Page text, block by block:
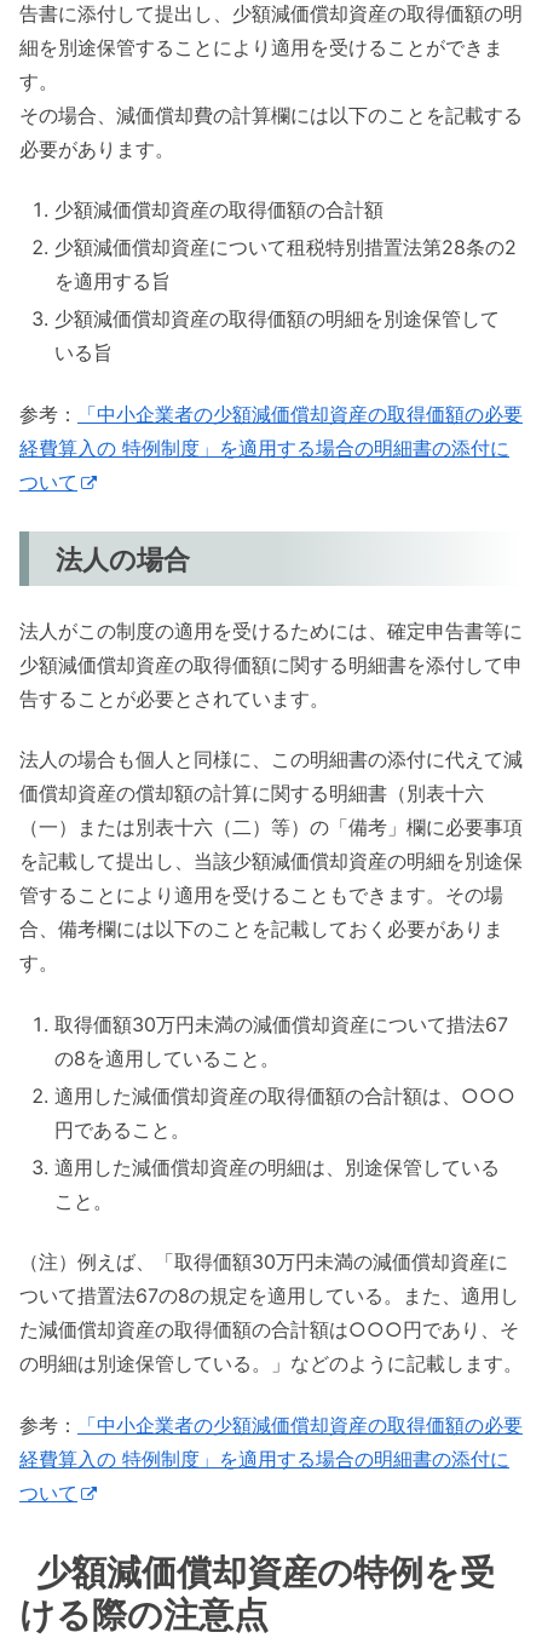
告書に添付して提出し、少額減価償却資産の取得価額の明
細を別途保管することにより適用を受けることができま
す。
その場合、減価償却費の計算欄には以下のことを記載する
必要があります。
少額減価償却資産の取得価額の合計額
少額減価償却資産について租税特別措置法第28条の2
を適用する旨
少額減価償却資産の取得価額の明細を別途保管して
いる旨
参考：
「中小企業者の少額減価償却資産の取得価額の必要
経費算入の 特例制度」を適用する場合の明細書の添付に
ついて
法人の場合
法人がこの制度の適用を受けるためには、確定申告書等に
少額減価償却資産の取得価額に関する明細書を添付して申
告することが必要とされています。
法人の場合も個人と同様に、この明細書の添付に代えて減
価償却資産の償却額の計算に関する明細書（別表十六
（一）または別表十六（二）等）の「備考」欄に必要事項
を記載して提出し、当該少額減価償却資産の明細を別途保
管することにより適用を受けることもできます。その場
合、備考欄には以下のことを記載しておく必要がありま
す。
取得価額30万円未満の減価償却資産について措法67
の8を適用していること。
適用した減価償却資産の取得価額の合計額は、○○○
円であること。
適用した減価償却資産の明細は、別途保管している
こと。
（注）例えば、「取得価額30万円未満の減価償却資産に
ついて措置法67の8の規定を適用している。また、適用し
た減価償却資産の取得価額の合計額は○○○円であり、そ
の明細は別途保管している。」などのように記載します。
参考：
「中小企業者の少額減価償却資産の取得価額の必要
経費算入の 特例制度」を適用する場合の明細書の添付に
ついて
少額減価償却資産の特例を受
ける際の注意点